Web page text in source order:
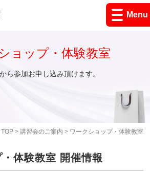
Menu
TOP> 講習会のご案内 > ワークショップ・体験教室
ョップ・体験教室
ら参加お申し込み頂けます。
体験教室 開催情報